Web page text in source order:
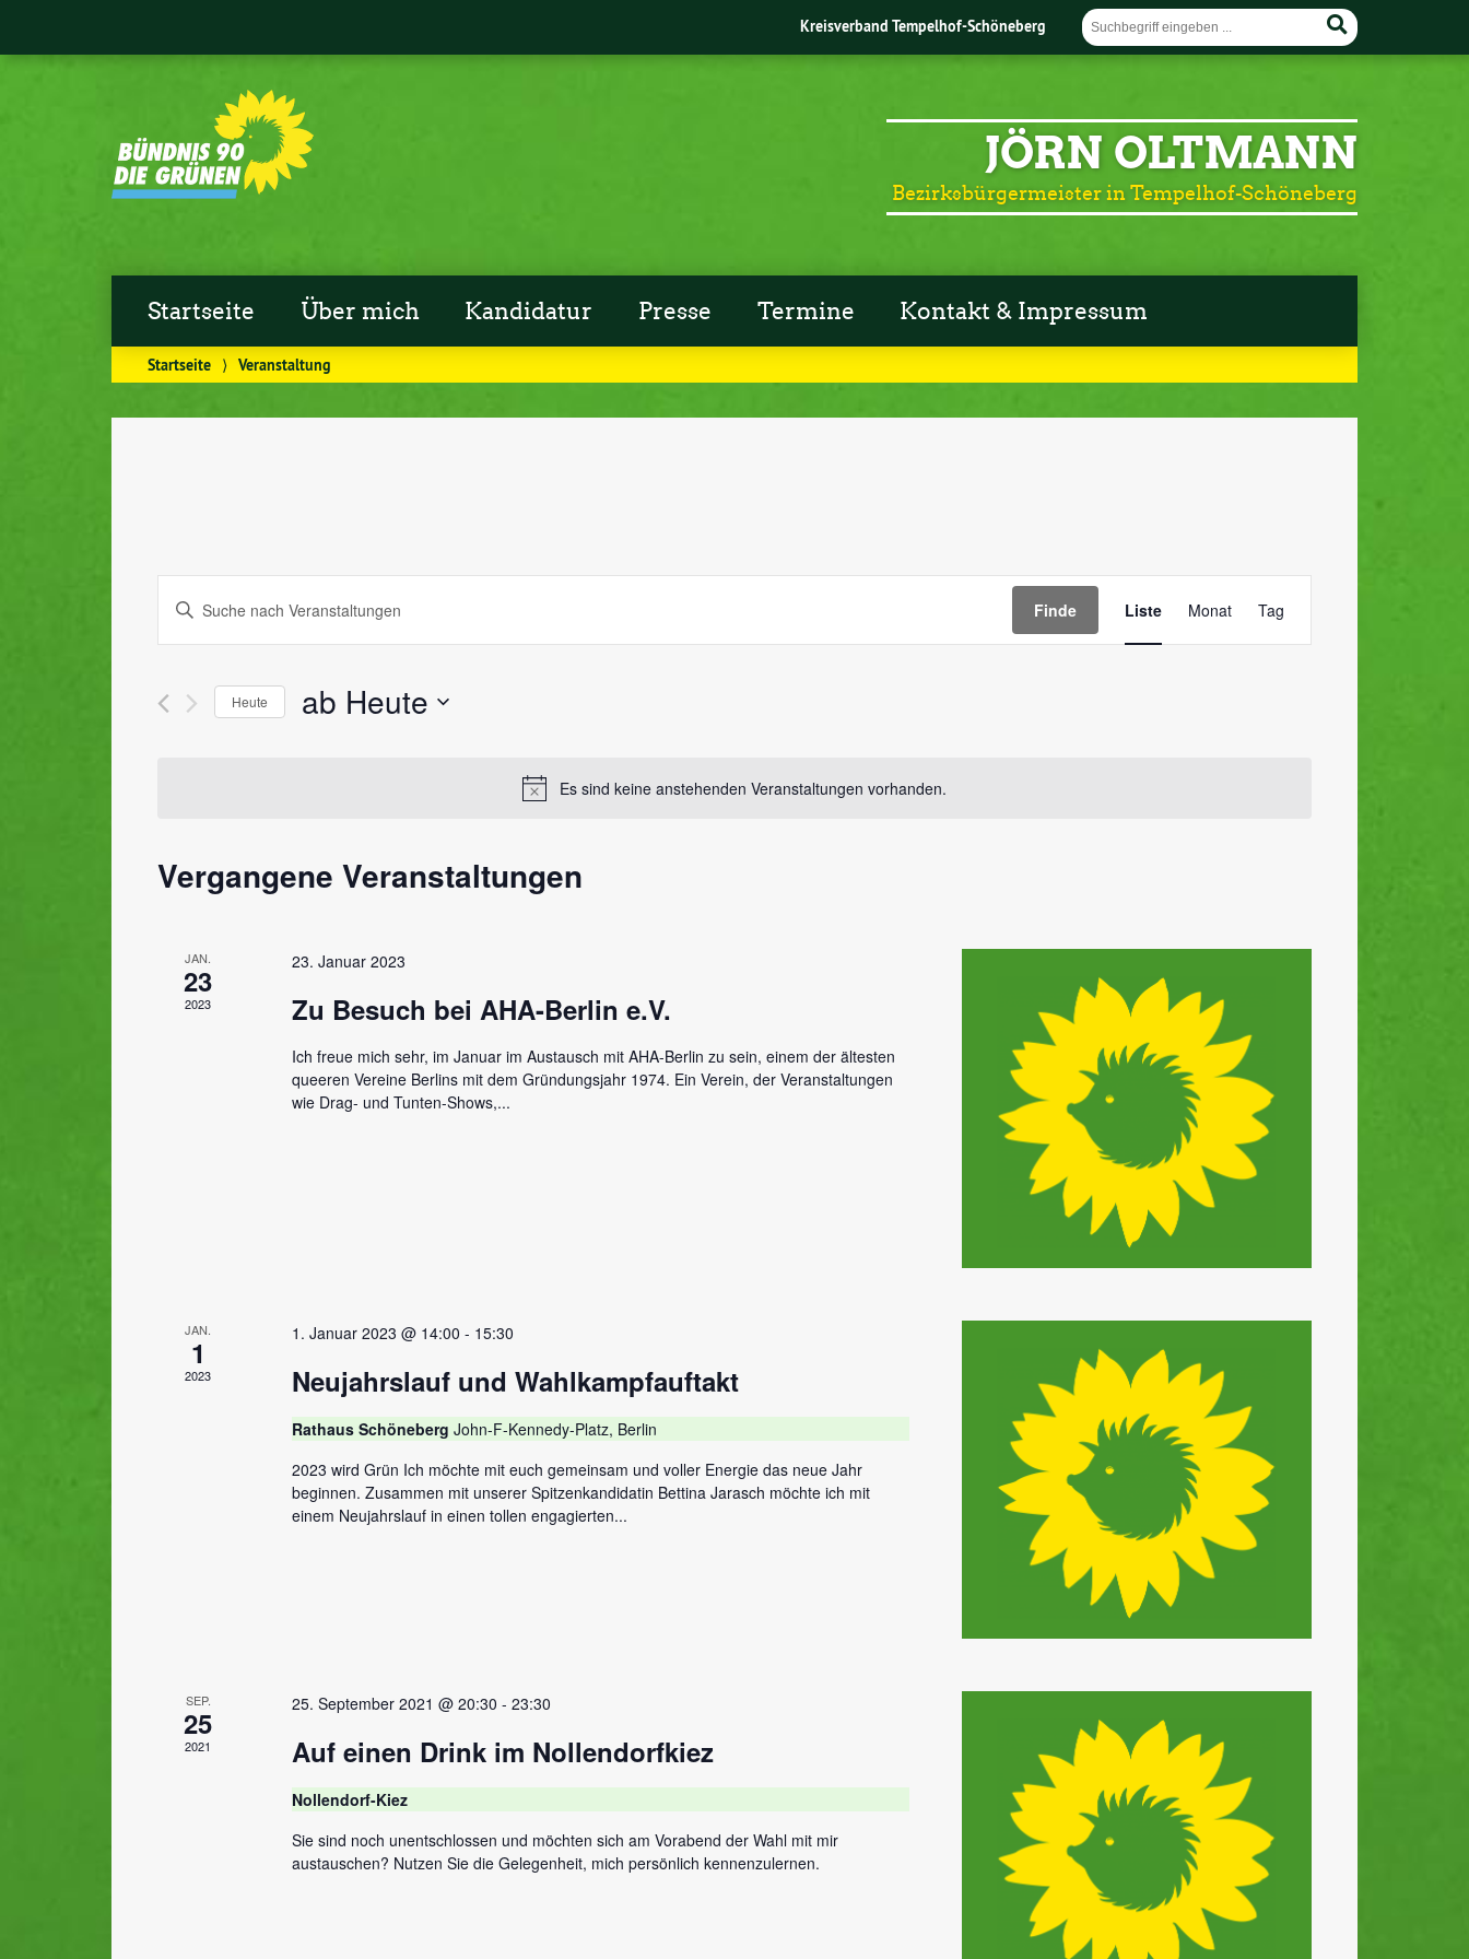
Kreisverband Tempelhof-Schöneberg
JÖRN OLTMANN
Bezirksbürgermeister in Tempelhof-Schöneberg
Startseite Über mich Kandidatur Presse Termine Kontakt & Impressum
Startseite ⟩ Veranstaltung
Es sind keine anstehenden Veranstaltungen vorhanden.
Veranstaltungen
Ansichten,
Geben
Schlüsselwort.
Suche
Finde
Ansichten-
Liste Monat Tag
Heute ab Heute
Vergangene Veranstaltungen
JAN.
23
2023
23. Januar 2023
Zu Besuch bei AHA-Berlin e.V.
Ich freue mich sehr, im Januar im Austausch mit AHA-Berlin zu sein, einem der ältesten
queeren Vereine Berlins mit dem Gründungsjahr 1974. Ein Verein, der Veranstaltungen
wie Drag- und Tunten-Shows,...
JAN.
1
2023
1. Januar 2023 @ 14:00 - 15:30
Neujahrslauf und Wahlkampfauftakt
Rathaus Schöneberg John-F-Kennedy-Platz, Berlin
2023 wird Grün Ich möchte mit euch gemeinsam und voller Energie das neue Jahr
beginnen. Zusammen mit unserer Spitzenkandidatin Bettina Jarasch möchte ich mit
einem Neujahrslauf in einen tollen engagierten...
SEP.
25
2021
25. September 2021 @ 20:30 - 23:30
Auf einen Drink im Nollendorfkiez
Nollendorf-Kiez
Sie sind noch unentschlossen und möchten sich am Vorabend der Wahl mit mir
austauschen? Nutzen Sie die Gelegenheit, mich persönlich kennenzulernen.